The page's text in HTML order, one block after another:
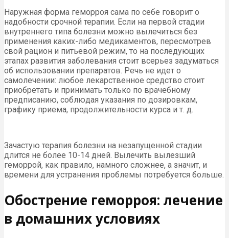
Наружная форма геморроя сама по себе говорит о
надобности срочной терапии. Если на первой стадии
внутреннего типа болезни можно вылечиться без
применения каких-либо медикаментов, пересмотрев
свой рацион и питьевой режим, то на последующих
этапах развития заболевания стоит всерьез задуматься
об использовании препаратов. Речь не идет о
самолечении: любое лекарственное средство стоит
приобретать и принимать только по врачебному
предписанию, соблюдая указания по дозировкам,
графику приема, продолжительности курса и т. д.
Зачастую терапия болезни на незапущенной стадии
длится не более 10-14 дней. Вылечить вылезший
геморрой, как правило, намного сложнее, а значит, и
времени для устранения проблемы потребуется больше.
Обострение геморроя: лечение
в домашних условиях